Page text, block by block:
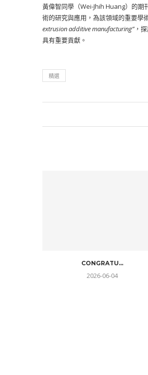
黃偉智同學（Wei-Jhih Huang）的
術的研究與應用，為該領域的重要學
extrusion additive manufacturing”，
具有重要貢獻。
精選
CONGRATU...
2026-06-04